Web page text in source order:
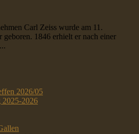
Carl Zeiss wurde am 11.
geboren. 1846 erhielt er nach einer